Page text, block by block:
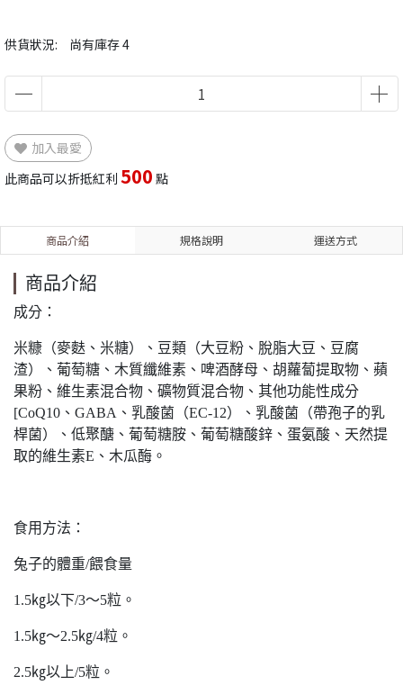
供貨狀況: 尚有庫存 4
加入最愛
此商品可以折抵紅利 500 點
商品介紹 規格說明 運送方式
商品介紹
成分：
米糠（麥麩、米糖）、豆類（大豆粉、脫脂大豆、豆腐
渣）、葡萄糖、木質纖維素、啤酒酵母、胡蘿蔔提取物、蘋
果粉、維生素混合物、礦物質混合物、其他功能性成分
[CoQ10、GABA、乳酸菌（EC-12）、乳酸菌（帶孢子的乳
桿菌）、低聚醣、葡萄糖胺、葡萄糖酸鋅、蛋氨酸、天然提
取的維生素E、木瓜酶。
食用方法：
兔子的體重/餵食量
1.5㎏以下/3～5粒。
1.5㎏～2.5㎏/4粒。
2.5㎏以上/5粒。